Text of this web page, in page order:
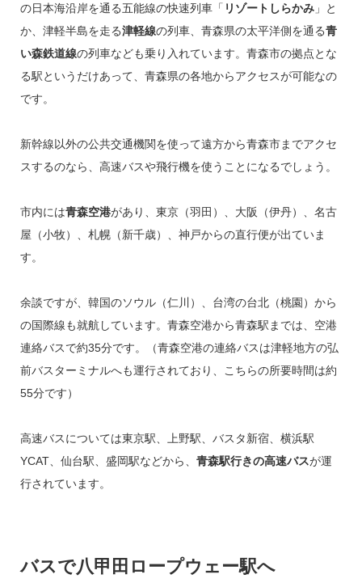
の日本海沿岸を通る五能線の快速列車「 リゾートしらかみ」と
か、津軽半島を走る津軽線の列車、青森県の太平洋側を通る青
い森鉄道線の列車なども乗り入れています。青森市の拠点とな
る駅というだけあって、青森県の各地からアクセスが可能なの
です。
新幹線以外の公共交通機関を使って遠方から青森市までアクセ
スするのなら、高速バスや飛行機を使うことになるでしょう。
市内には青森空港があり、東京（羽田）、大阪（伊丹）、名古
屋（小牧）、札幌（新千歳）、神戸からの直行便が出ていま
す。
余談ですが、韓国のソウル（仁川）、台湾の台北（桃園）から
の国際線も就航しています。青森空港から青森駅までは、空港
連絡バスで約35分です。（青森空港の連絡バスは津軽地方の弘
前バスターミナルへも運行されており、こちらの所要時間は約
55分です）
高速バスについては東京駅、上野駅、バスタ新宿、横浜駅
YCAT、仙台駅、盛岡駅などから、 青森駅行きの高速バスが運
行されています。
バスで八甲田ロープウェー駅へ